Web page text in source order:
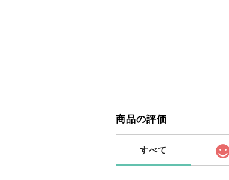
商品の評価
すべて